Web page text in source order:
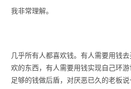
我非常理解。
几乎所有人都喜欢钱。有人需要用钱
欢的东西，有人需要用钱实现自己环
足够的钱做后盾，对厌恶已久的老板